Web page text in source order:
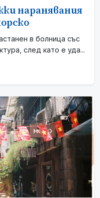
наранявания
в болница със
след като е уда...